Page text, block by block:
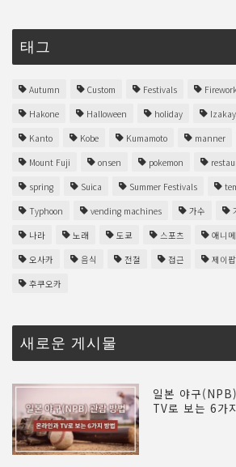
태그
Autumn Custom Festivals
Hakone
Halloween holiday
Kanto
Kobe Kumamoto manner
Mount Fuji
onsen pokemon
spring
Suica Summer Festivals
Typhoon
vending machines 가수
나라
노래 도쿄 스포츠 애니
오사카
음식 전철 접근 제이팝
후쿠오카
새로운 게시물
일본 야구
TV로 보는 6가